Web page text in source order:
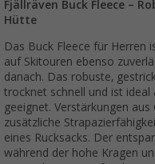
Fjällräven Buck Fleece –
Hütte
Das Buck Fleece für Herren
auf Skitouren ebenso
danach. Das robuste,
trocknet schnell und ist
geeignet. Verstärkungen
zusätzliche
eines Rucksacks. Der
während der hohe Kragen